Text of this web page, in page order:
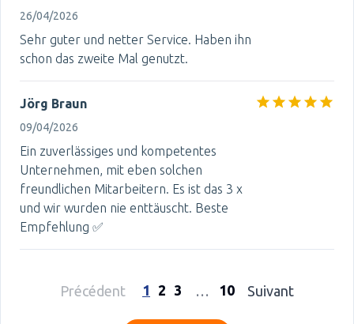
26/04/2026
Sehr guter und netter Service. Haben ihn
schon das zweite Mal genutzt.
Jörg Braun
09/04/2026
Ein zuverlässiges und kompetentes
Unternehmen, mit eben solchen
freundlichen Mitarbeitern. Es ist das 3 x
und wir wurden nie enttäuscht. Beste
Empfehlung ✅
Précédent 1 2 3 … 10 Suivant